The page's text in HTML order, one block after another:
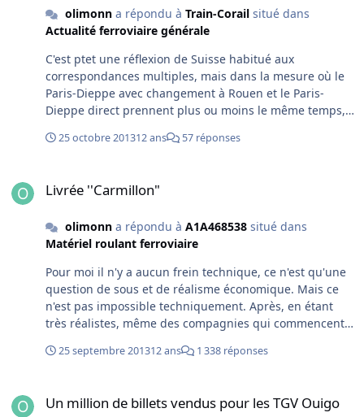
olimonna répondu à Train-Corailsitué dans
Actualité ferroviaire générale
C'est ptet une réflexion de Suisse habitué aux
correspondances multiples, mais dans la mesure où le
Paris-Dieppe avec changement à Rouen et le Paris-
Dieppe direct prennent plus ou moins le même temps,
question de matériel roulant et donc de confort.
25 octobre 201312 ans 57 réponses
Livrée ''Carmillon"
olimonna répondu à A1A468538situé dans
Matériel roulant ferroviaire
Pour moi il n'y a aucun frein technique, ce n'est qu'une
question de sous et de réalisme économique. Mais ce
n'est pas impossible techniquement. Après, en étant
très réalistes, même des compagnies qui commencent à
n'ont toujours pas 100% de livrée blanche-noire-rouge
trains de rechange et les vieilles lignes régionales ont
25 septembre 201312 ans 1 338 réponses
Un million de billets vendus pour les TGV Ouigo